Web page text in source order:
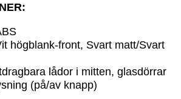
högblank-front, Svart matt/Svart
lådor i mitten, glasdörrar
(på/av knapp)